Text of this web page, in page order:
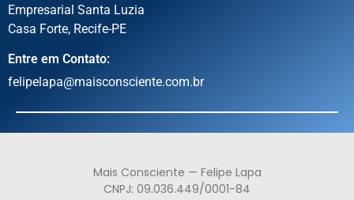
Empresarial Santa Luzia
Casa Forte, Recife-PE
Entre em Contato:
felipelapa@maisconsciente.com.br
Mais Consciente — Felipe Lapa
CNPJ: 09.036.449/0001-84